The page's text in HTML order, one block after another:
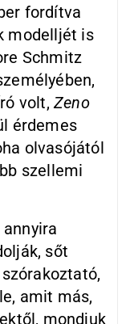
fordítva
modelljét is
Schmitz
volt,Zeno
érdemes
olvasójától
szellemi
annyira
sőt
amit más,
mondjuk